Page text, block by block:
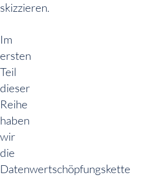
skizzieren.
Im
ersten
Teil
dieser
Reihe
haben
wir
die
Datenwertschöpfungskette